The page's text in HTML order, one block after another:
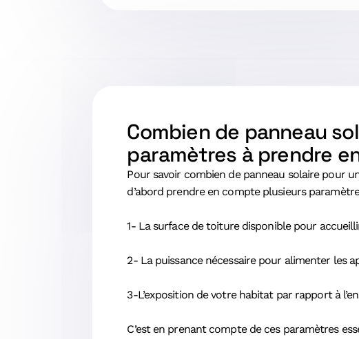
Combien de panneau
paramètres à prendre
Pour savoir combien de panneau solaire pour
d’abord prendre en compte plusieurs
1- La surface de toiture disponible pour
2- La puissance nécessaire pour alimenter les
3-L’exposition de votre habitat par rapport à
C’est en prenant compte de ces paramètres